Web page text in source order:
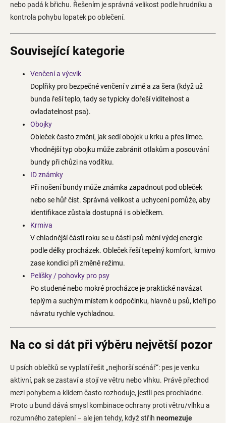
nebo padá k břichu. Řešením je správná velikost podle hrudníku a
kontrola pohybu lopatek po oblečení.
Související kategorie
Venčení a výcvik
Doplňky pro bezpečné venčení v zimě a za šera (když už
bunda řeší teplo, tady se typicky dořeší viditelnost a
ovladatelnost psa).
Obojky
Obleček často změní, jak sedí obojek u krku a přes límec.
Vhodnější typ obojku může zabránit otlakům a posouvání
bundy při chůzi na vodítku.
ID známky
Při nošení bundy může známka zapadnout pod obleček
nebo se hůř číst. Správná velikost a uchycení pomůže, aby
identifikace zůstala dostupná i s oblečkem.
Krmiva
V chladnější části roku se u části psů mění výdej energie
podle délky procházek. Obleček řeší tepelný komfort, krmivo
zase kondici při změně režimu.
Pelíšky / pohovky pro psy
Po studené nebo mokré procházce je praktické navázat
teplým a suchým místem k odpočinku, hlavně u psů, kteří po
návratu rychle vychladnou.
Na co si dát při výběru největší pozor
U psích oblečků se vyplatí řešit „nejhorší scénář“: pes je venku
aktivní, pak se zastaví a stojí ve větru nebo vlhku. Právě přechod
mezi pohybem a klidem často rozhoduje, jestli pes prochladne.
Proto u bund dává smysl kombinace ochrany proti větru/vlhku a
rozumného zateplení – ale jen tehdy, když střih neomezuje